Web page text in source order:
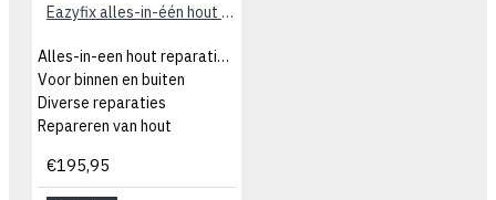
Eazyfix alles-in-één hout reparatieset
Alles-in-een hout reparatieset
Voor binnen en buiten
Diverse reparaties
Repareren van hout
€195,95